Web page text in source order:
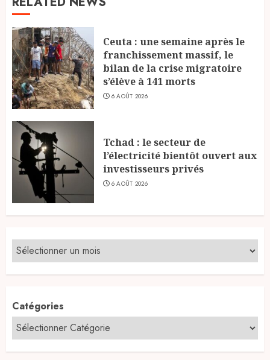
Ceuta : une semaine après le
franchissement massif, le
bilan de la crise migratoire
s’élève à 141 morts
6 AOÛT 2026
Tchad : le secteur de
l’électricité bientôt ouvert aux
investisseurs privés
6 AOÛT 2026
Catégories